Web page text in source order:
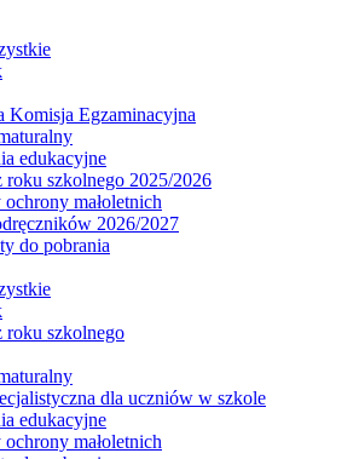
Komisja Egzaminacyjna
edukacyjne
roku szkolnego 2025/2026
ochrony małoletnich
2026/2027
do pobrania
roku szkolnego
dla uczniów w szkole
edukacyjne
ochrony małoletnich